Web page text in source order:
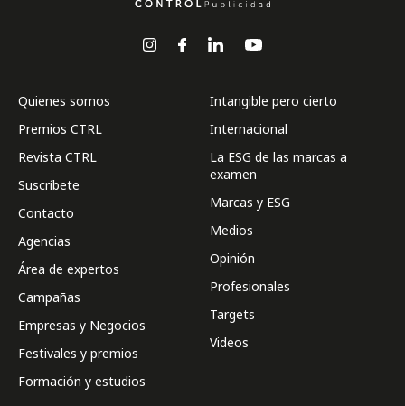
Quienes somos
Premios CTRL
Revista CTRL
Suscríbete
Contacto
Agencias
Área de expertos
Campañas
Empresas y Negocios
Festivales y premios
Formación y estudios
Intangible pero cierto
Internacional
La ESG de las marcas a
examen
Marcas y ESG
Medios
Opinión
Profesionales
Targets
Videos